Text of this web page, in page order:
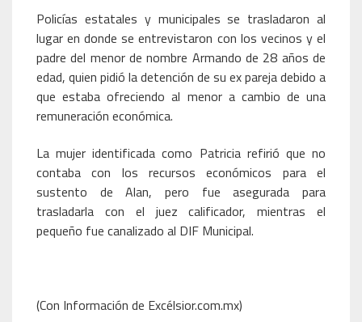
Policías estatales y municipales se trasladaron al
lugar en donde se entrevistaron con los vecinos y el
padre del menor de nombre Armando de 28 años de
edad, quien pidió la detención de su ex pareja debido a
que estaba ofreciendo al menor a cambio de una
remuneración económica.
La mujer identificada como Patricia refirió que no
contaba con los recursos económicos para el
sustento de Alan, pero fue asegurada para
trasladarla con el juez calificador, mientras el
pequeño fue canalizado al DIF Municipal.
(Con Información de Excélsior.com.mx)